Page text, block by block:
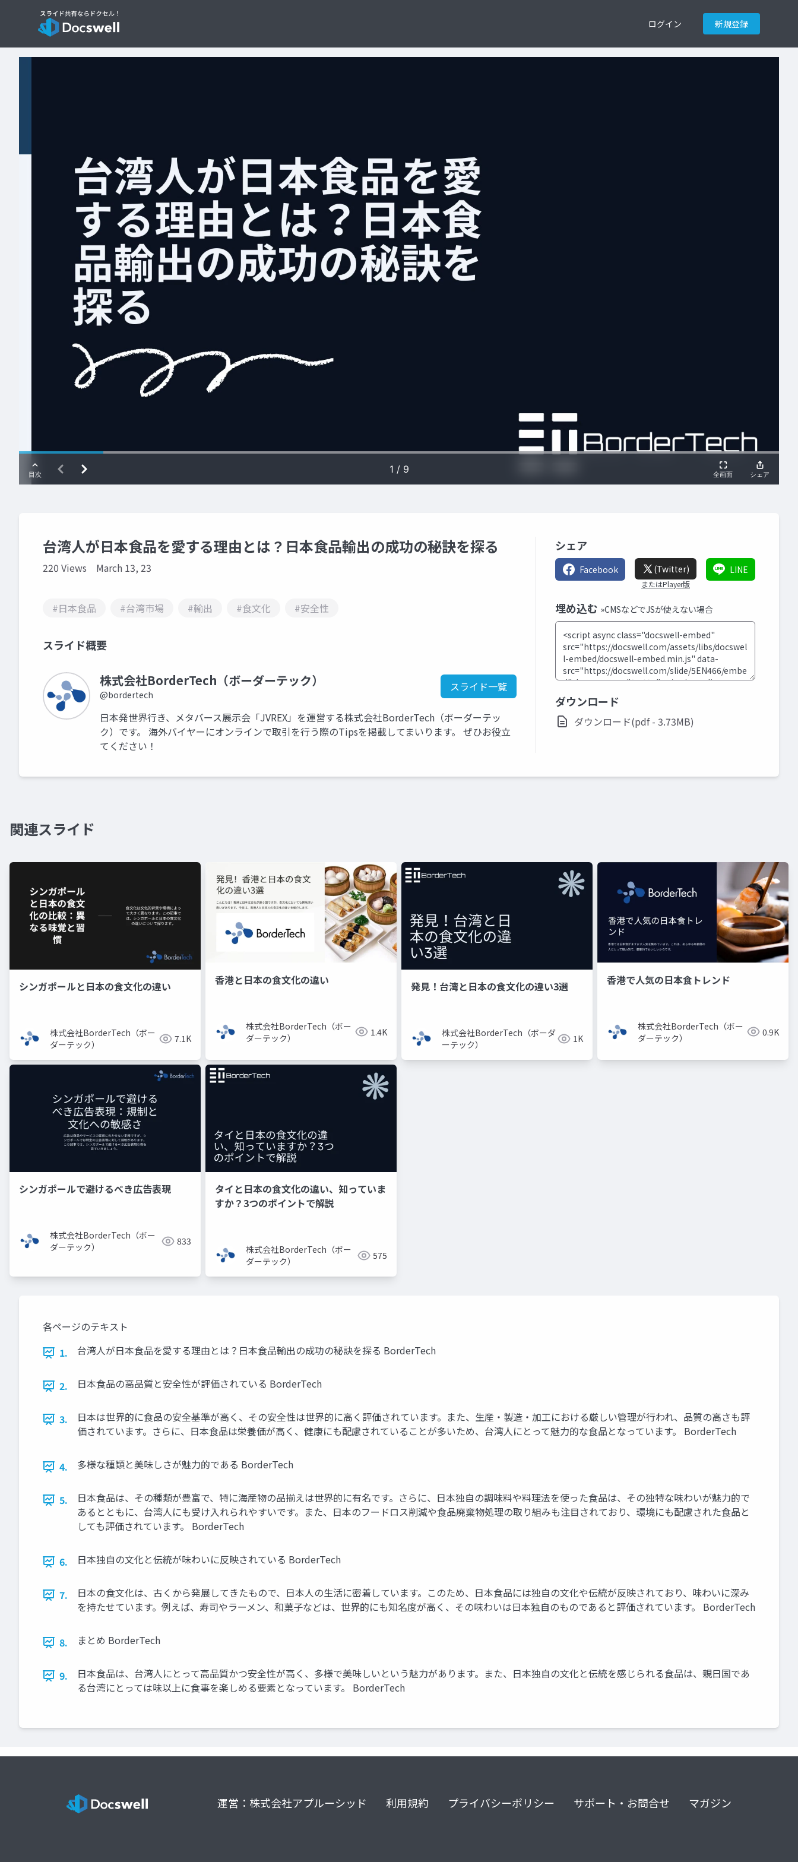
ログイン 新規登録
台湾人が日本食品を愛する理由とは？日本食品輸出の成功の秘訣を探る
220 Views March 13, 23
#日本食品 #台湾市場 #輸出 #食文化 #安全性
スライド概要
株式会社BorderTech（ボーダーテック）
@bordertech
スライド一覧
日本発世界行き、メタバース展示会「JVREX」を運営する株式会社BorderTech（ボーダーテッ
ク）です。 海外バイヤーにオンラインで取引を行う際のTipsを掲載してまいります。 ぜひお役立
てください！
シェア
Facebook (Twitter)
またはPlayer版
LINE
埋め込む »CMSなどでJSが使えない場合
ダウンロード
ダウンロード(pdf - 3.73MB)
関連スライド
シンガポールと日本の食文化の違い
株式会社BorderTech（ボー
ダーテック）
7.1K
香港と日本の食文化の違い
株式会社BorderTech（ボー
ダーテック）
1.4K
発見！台湾と日本の食文化の違い3選
株式会社BorderTech（ボーダ
ーテック）
1K
香港で人気の日本食トレンド
株式会社BorderTech（ボー
ダーテック）
0.9K
シンガポールで避けるべき広告表現
株式会社BorderTech（ボー
ダーテック）
833
タイと日本の食文化の違い、知っていま
すか？3つのポイントで解説
株式会社BorderTech（ボー
ダーテック）
575
各ページのテキスト
1.
台湾人が日本食品を愛する理由とは？日本食品輸出の成功の秘訣を探る BorderTech
2. 日本食品の高品質と安全性が評価されている BorderTech
3.
日本は世界的に食品の安全基準が高く、その安全性は世界的に高く評価されています。また、生産・製造・加工における厳しい管理が行われ、品質の高さも評
価されています。さらに、日本食品は栄養価が高く、健康にも配慮されていることが多いため、台湾人にとって魅力的な食品となっています。 BorderTech
4. 多様な種類と美味しさが魅力的である BorderTech
5.
日本食品は、その種類が豊富で、特に海産物の品揃えは世界的に有名です。さらに、日本独自の調味料や料理法を使った食品は、その独特な味わいが魅力的で
あるとともに、台湾人にも受け入れられやすいです。また、日本のフードロス削減や食品廃棄物処理の取り組みも注目されており、環境にも配慮された食品と
しても評価されています。 BorderTech
6. 日本独自の文化と伝統が味わいに反映されている BorderTech
7.
日本の食文化は、古くから発展してきたもので、日本人の生活に密着しています。このため、日本食品には独自の文化や伝統が反映されており、味わいに深み
を持たせています。例えば、寿司やラーメン、和菓子などは、世界的にも知名度が高く、その味わいは日本独自のものであると評価されています。 BorderTech
8. まとめ BorderTech
9.
日本食品は、台湾人にとって高品質かつ安全性が高く、多様で美味しいという魅力があります。また、日本独自の文化と伝統を感じられる食品は、親日国であ
る台湾にとっては味以上に食事を楽しめる要素となっています。 BorderTech
運営：株式会社アプルーシッド 利用規約 プライバシーポリシー サポート・お問合せ マガジン